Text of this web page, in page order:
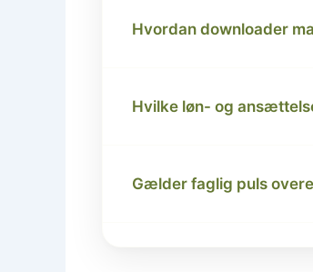
Hvordan downloader
Hvilke løn- og
Gælder faglig puls